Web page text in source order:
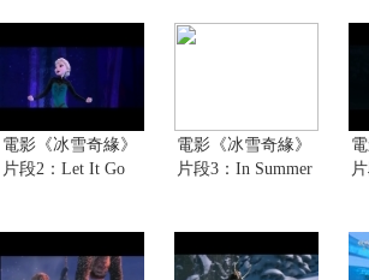
電影《冰雪奇緣》
片段2：Let It Go
電影《冰雪奇緣》
片段3：In Summer